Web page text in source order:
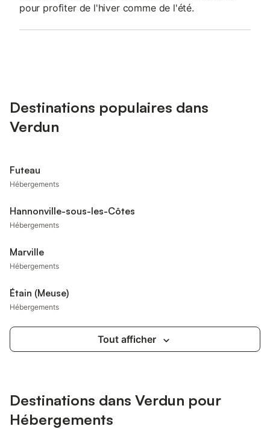
pour profiter de l'hiver comme de l'été.
Destinations populaires dans
Verdun
Futeau
Hébergements
Hannonville-sous-les-Côtes
Hébergements
Marville
Hébergements
Étain (Meuse)
Hébergements
Tout afficher
Destinations dans Verdun pour
Hébergements